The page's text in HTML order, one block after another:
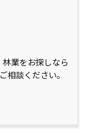
業をお探しなら
相談ください。